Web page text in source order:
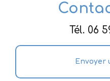
Tél. 06
Envoyer